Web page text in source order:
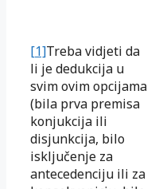
[1]Treba vidjeti da
li je dedukcija u
svim ovim opcijama
(bila prva premisa
konjukcija ili
disjunkcija, bilo
isključenje za
antecedenciju ili za